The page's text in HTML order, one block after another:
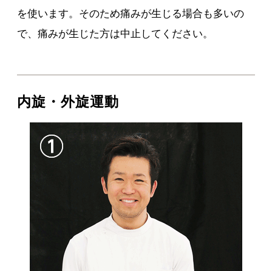
を使います。そのため痛みが生じる場合も多いの
で、痛みが生じた方は中止してください。
内旋・外旋運動